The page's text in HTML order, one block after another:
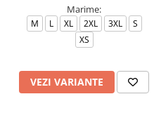
Marime:
M L XL 2XL 3XL
S
XS
VEZI VARIANTE